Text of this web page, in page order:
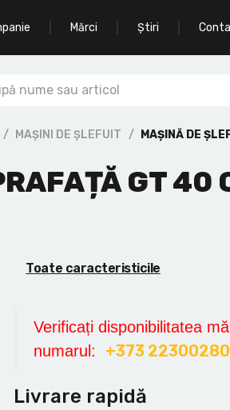
Mărci Știri
MAȘINI DE ȘLEFUIT MAȘINĂ DE
GT 40
Toate caracteristicile
Verificați disponibilitatea
numarul: +373 22300280
Livrare rapidă